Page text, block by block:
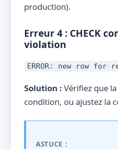
production).
Erreur 4 : CHECK
violation
ERROR: new row
Solution : Vérifiez que
condition, ou ajustez la
ASTUCE :